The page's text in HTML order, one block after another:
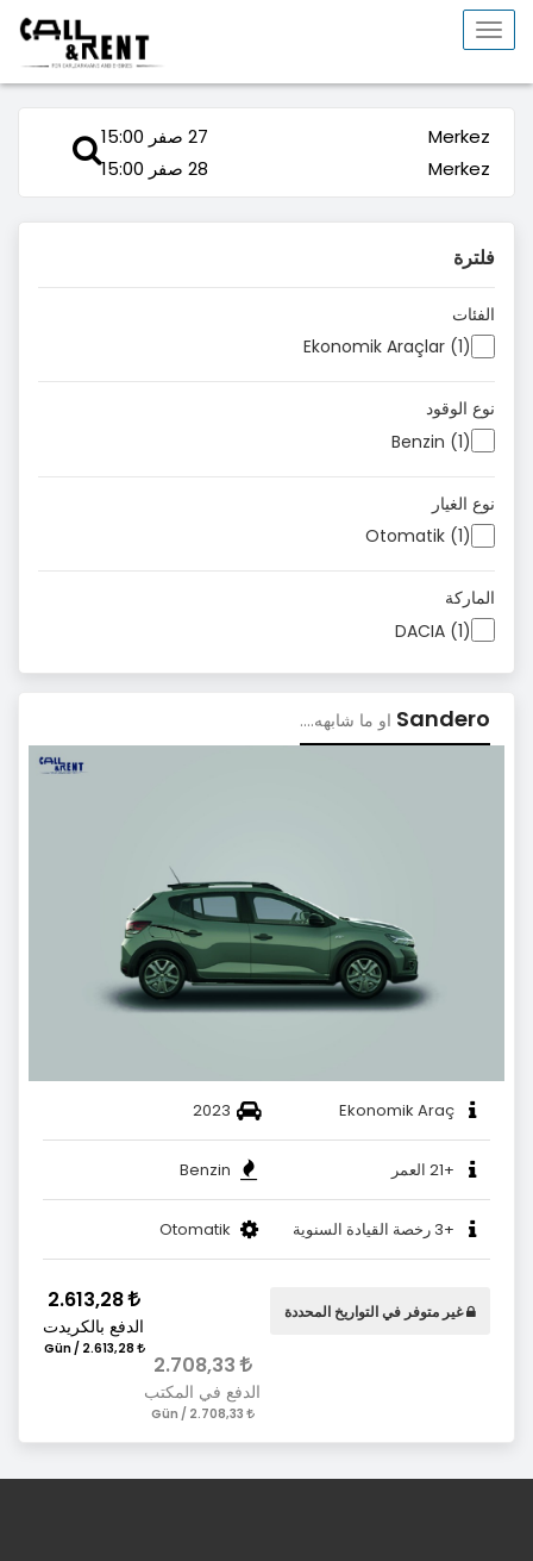
Toggle
Merkez
27 صفر 15:00
Merkez
28 صفر 15:00
فلترة
الفئات
Ekonomik Araçlar (1)
نوع الوقود
Benzin (1)
نوع الغيار
Otomatik (1)
الماركة
DACIA (1)
Sandero او ما شابهه....
2023 Ekonomik Araç
Benzin +21 العمر
Otomatik +3 رخصة القيادة السنوية
2.708,33
الدفع في المكتب
2.613,28
الدفع بالكريدت
2.613,28 / Gün
غير متوفر في التواريخ المحددة